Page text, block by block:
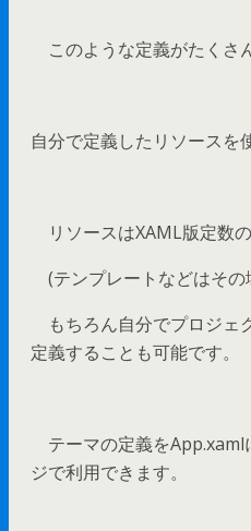
このような定義がたくさ
自分で定義したリソースを
リソースはXAML版定数の
(テンプレートなどはその
もちろん自分でプロジェ
定義することも可能です。
テーマの定義をApp.xaml
ジで利用できます。